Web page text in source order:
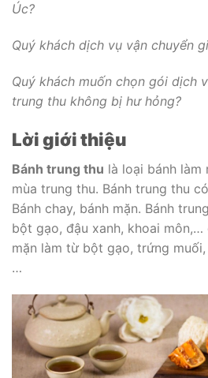
Úc?
Quý khách dịch vụ vận chuyển
Quý khách muốn chọn gói dịch
trung thu không bị hư hỏng?
Lời giới thiệu
Bánh trung thu là loại bánh làm
mùa trung thu. Bánh trung thu
Bánh chay, bánh mặn. Bánh
bột gạo, đậu xanh, khoai
mặn làm từ bột gạo, trứng
…